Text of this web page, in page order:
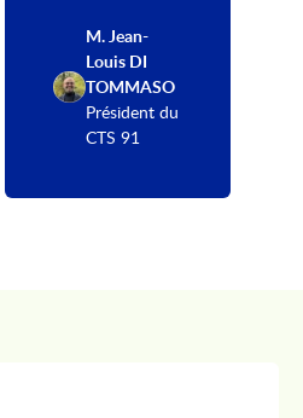
M. Jean-
Louis DI
TOMMASO
Président du
CTS 91